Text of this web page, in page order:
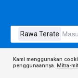
Kami menggunakan
penggunaannya. Mitra-